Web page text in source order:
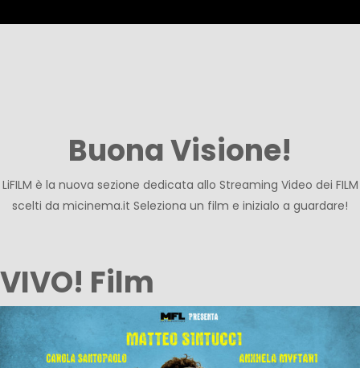
Buona Visione!
LiFILM è la nuova sezione dedicata allo Streaming Video dei FILM
scelti da micinema.it Seleziona un film e inizialo a guardare!
VIVO! Film